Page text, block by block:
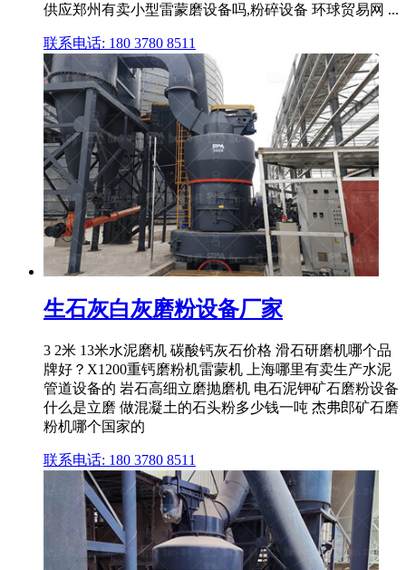
供应郑州有卖小型雷蒙磨设备吗,粉碎设备 环球贸易网 ...
联系电话: 180 3780 8511
生石灰白灰磨粉设备厂家
3 2米 13米水泥磨机 碳酸钙灰石价格 滑石研磨机哪个品
牌好？X1200重钙磨粉机雷蒙机 上海哪里有卖生产水泥
管道设备的 岩石高细立磨抛磨机 电石泥钾矿石磨粉设备
什么是立磨 做混凝土的石头粉多少钱一吨 杰弗郎矿石磨
粉机哪个国家的
联系电话: 180 3780 8511